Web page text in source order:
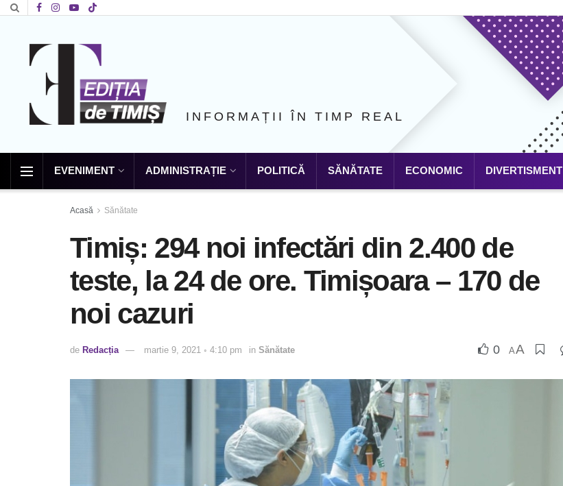
INFORMAȚII ÎN TIMP REAL
EVENIMENT ADMINISTRAȚIE POLITICĂ SĂNĂTATE ECONOMIC DIVERTISMENT
Acasă Sănătate
Timiș: 294 noi infectări din 2.400 de
teste, la 24 de ore. Timișoara – 170 de
noi cazuri
de Redacția martie 9, 2021 ◦ 4:10 pm in Sănătate 0 AA